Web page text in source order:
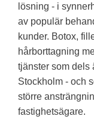
lösning - i
av populär
kunder. Botox,
hårborttagning
tjänster som dels
Stockholm - och
större
fastighetsägare.